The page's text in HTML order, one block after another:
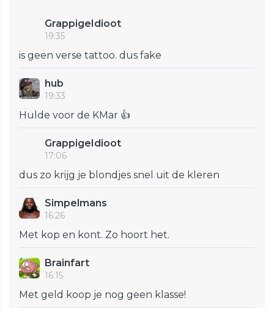
GrappigeIdioot
19:35
is geen verse tattoo. dus fake
hub
19:33
Hulde voor de KMar 👍
GrappigeIdioot
17:06
dus zo krijg je blondjes snel uit de kleren
Simpelmans
16:26
Met kop en kont. Zo hoort het.
Brainfart
16:15
Met geld koop je nog geen klasse!